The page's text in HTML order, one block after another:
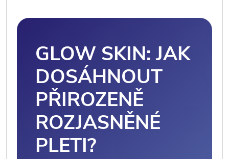
GLOW SKIN: JAK
DOSÁHNOUT
PŘIROZENĚ
ROZJASNĚNÉ
PLETI?